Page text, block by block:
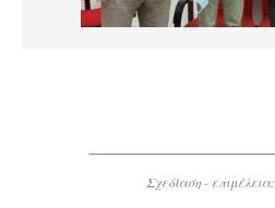
Σχεδίαση - επιμέλεια: